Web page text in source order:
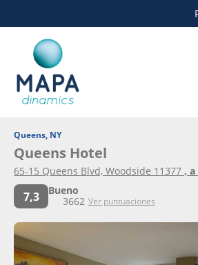
Queens, NY
Queens Hotel
65-15 Queens Blvd, Woodside 11377 ,
7,3
Bueno
3662 Ver puntuaciones